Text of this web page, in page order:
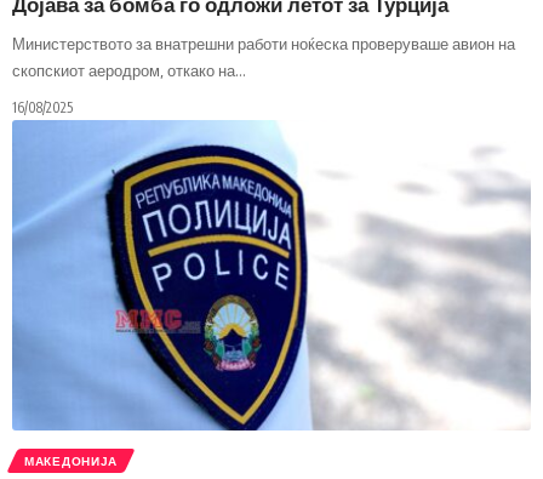
Министерството за внатрешни работи ноќеска проверуваше авион на
скопскиот аеродром, откако на…
16/08/2025
МАКЕДОНИЈА